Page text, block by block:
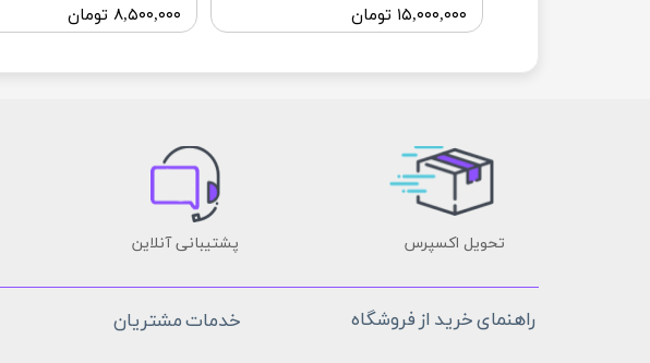
۸,۵۰۰,۰۰۰ تومان ۱۵,۰۰۰,۰۰۰ تومان
تحویل اکسپرس پشتیبانی آنلاین
راهنمای خرید از فروشگاه خدمات مشتریان